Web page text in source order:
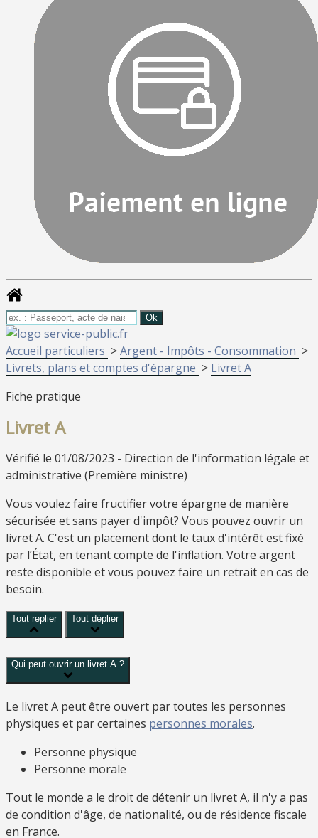
Accueil particuliers >Argent - Impôts - Consommation >
Livrets, plans et comptes d'épargne > Livret A
Fiche pratique
Livret A
Vérifié le 01/08/2023 - Direction de l'information légale et
administrative (Première ministre)
Vous voulez faire fructifier votre épargne de manière
sécurisée et sans payer d'impôt? Vous pouvez ouvrir un
livret A. C'est un placement dont le taux d'intérêt est fixé
par l’État, en tenant compte de l'inflation. Votre argent
reste disponible et vous pouvez faire un retrait en cas de
besoin.
Tout replier Tout déplier
Qui peut ouvrir un livret A ?
Le livret A peut être ouvert par toutes les personnes
physiques et par certaines personnes morales.
Personne physique
Personne morale
Tout le monde a le droit de détenir un livret A, il n'y a pas
de condition d'âge, de nationalité, ou de résidence fiscale
en France.